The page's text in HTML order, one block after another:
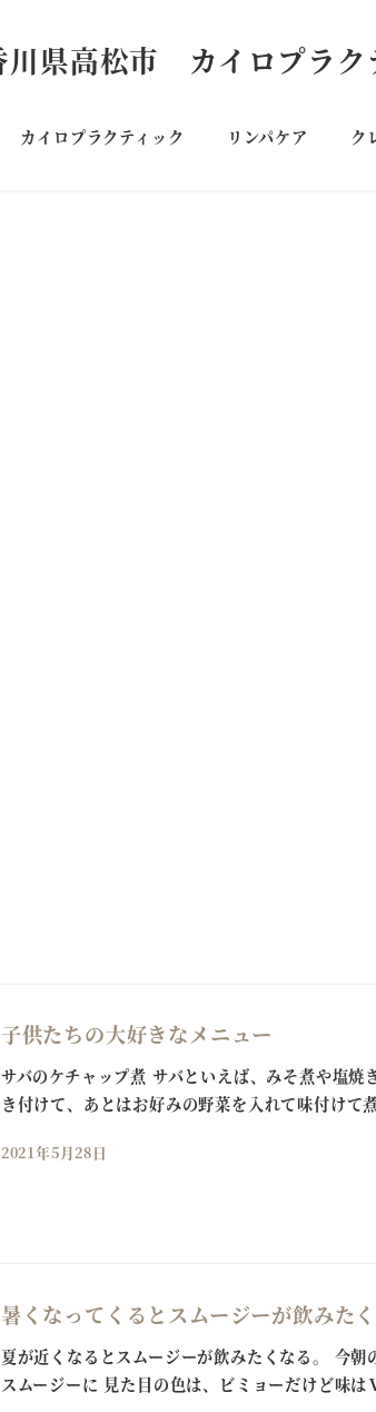
カイロプラクティック リンパケア ク
子供たちの大好きなメニュー
サバのケチャップ煮 サバといえば、みそ煮や塩
き付けて、あとはお好みの野菜を入れて味付け
2021年5月28日
暑くなってくるとスムージーが飲みた
夏が近くなるとスムージーが飲みたくなる。 今
スムージーに 見た目の色は、ビミョーだけど